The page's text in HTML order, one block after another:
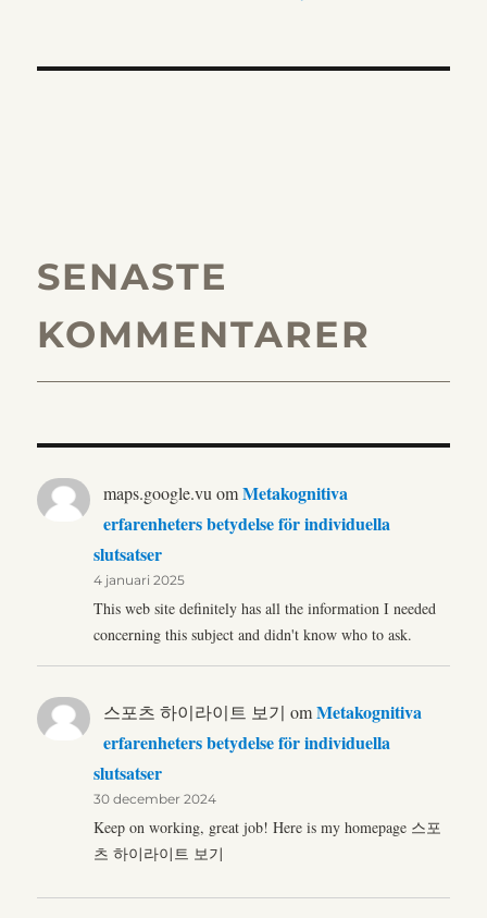
SENASTE
KOMMENTARER
maps.google.vu omMetakognitiva
erfarenheters betydelse för individuella
slutsatser
4 januari 2025
This web site definitely has all the information I needed
concerning this subject and didn't know who to ask.
스포츠 하이라이트 보기 omMetakognitiva
erfarenheters betydelse för individuella
slutsatser
30 december 2024
Keep on working, great job! Here is my homepage 스포
츠 하이라이트 보기